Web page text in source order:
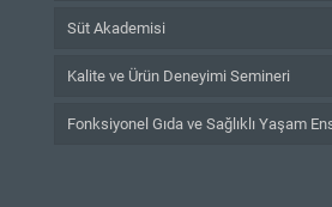
Süt Akademisi
Kalite ve Ürün Deneyimi Semineri
Fonksiyonel Gıda ve Sağlıklı Yaşam